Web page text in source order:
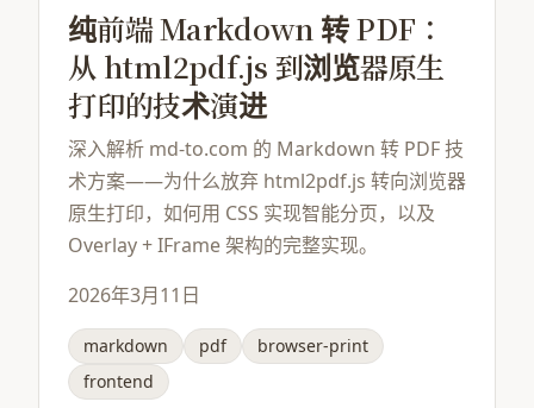
纯前端 Markdown 转 PDF：
从 html2pdf.js 到浏览器原生
打印的技术演进
深入解析 md-to.com 的 Markdown 转 PDF 技
术方案——为什么放弃 html2pdf.js 转向浏览器
原生打印，如何用 CSS 实现智能分页，以及
Overlay + IFrame 架构的完整实现。
2026年3月11日
markdown pdf
browser-print
frontend